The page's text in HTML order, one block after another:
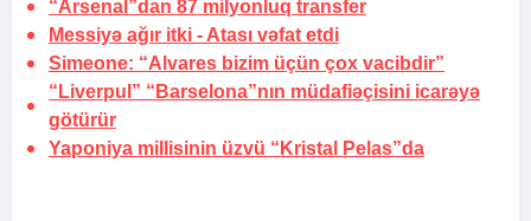
“Arsenal”dan 87 milyonluq transfer
Messiyə ağır itki -Atası vəfat etdi
Simeone: “Alvares bizim üçün çox vacibdir”
“Liverpul” “Barselona”nın müdafiəçisini icarəyə
götürür
Yaponiya millisinin üzvü “Kristal Pelas”da